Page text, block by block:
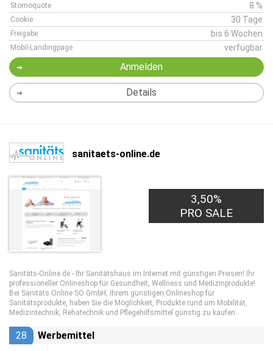
Stornoquote 8 %
Cookie 30 Tage
Freigabe bis 6 Wochen
Mobil-Landingpage verfügbar
Anmelden
Details
sanitaets-online.de
3,50%
PRO SALE
Sanitäts-Online.de - Ihr Sanitätshaus im Internet mit günstigen Preisen! Ihr
professioneller Onlineshop für Gesundheit, Wellness und Medizinprodukte!
Bei Sanitäts Online SO GmbH, Ihrem günstigen Onlineshop für
Sanitätsprodukte, haben Sie die Möglichkeit, Produkte rund um Mobilität,
Medizintechnik, Rehatechnik und Pflegehilfsmittel günstig zu kaufen.
28 Werbemittel